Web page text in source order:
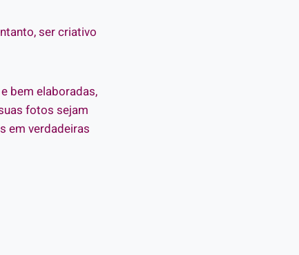
ser criativo
bem elaboradas,
fotos sejam
em verdadeiras